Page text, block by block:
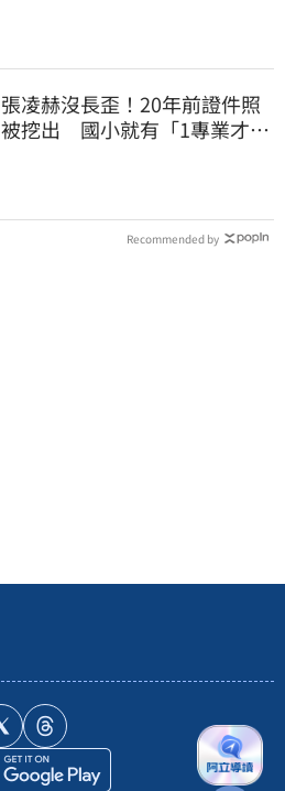
張凌赫沒長歪！20年前證件照
被挖出 國小就有「1專業才
Recommended by